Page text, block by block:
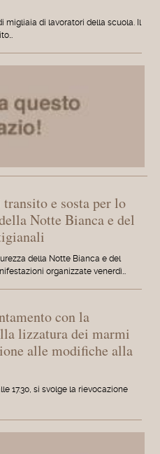
migliaia di lavoratori della scuola. Il
e sosta per lo
Notte Bianca e del
della Notte Bianca e del
organizzate venerdì…
con la
lizzatura dei marmi
alle modifiche alla
17.30, si svolge la rievocazione